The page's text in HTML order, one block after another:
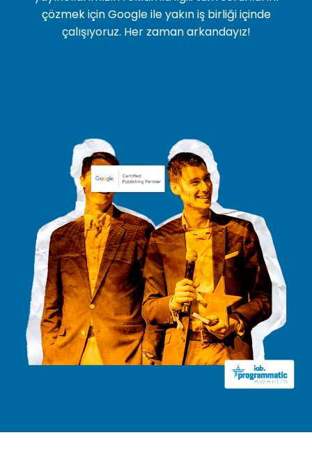
çözmek için Google ile yakın iş birliği içinde
çalışıyoruz. Her zaman arkandayız!